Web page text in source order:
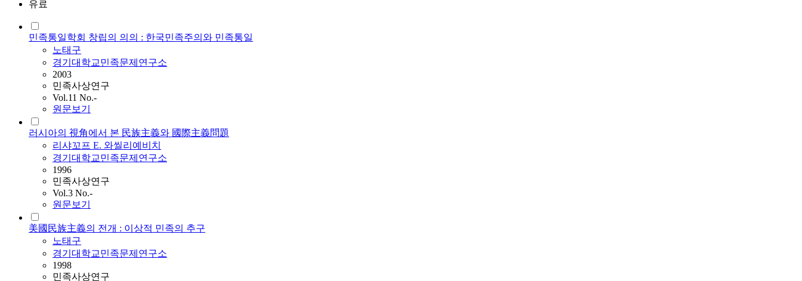
유료
민족통일학회 창립의 의의 : 한국민족주의와 민족통일
노태구
경기대학교민족문제연구소
2003
민족사상연구
Vol.11 No.-
원문보기
러시아의 視角에서 본 民族主義와 國際主義問題
리샤꼬프 E. 와씰리예비치
경기대학교민족문제연구소
1996
민족사상연구
Vol.3 No.-
원문보기
美國民族主義의 전개 : 이상적 민족의 추구
노태구
경기대학교민족문제연구소
1998
민족사상연구